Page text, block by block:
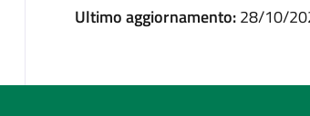
Ultimo aggiornamento:28/10/